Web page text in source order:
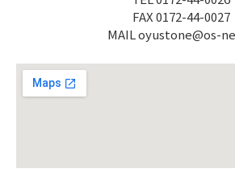
FAX 0172-44-0027
MAIL oyustone@os-